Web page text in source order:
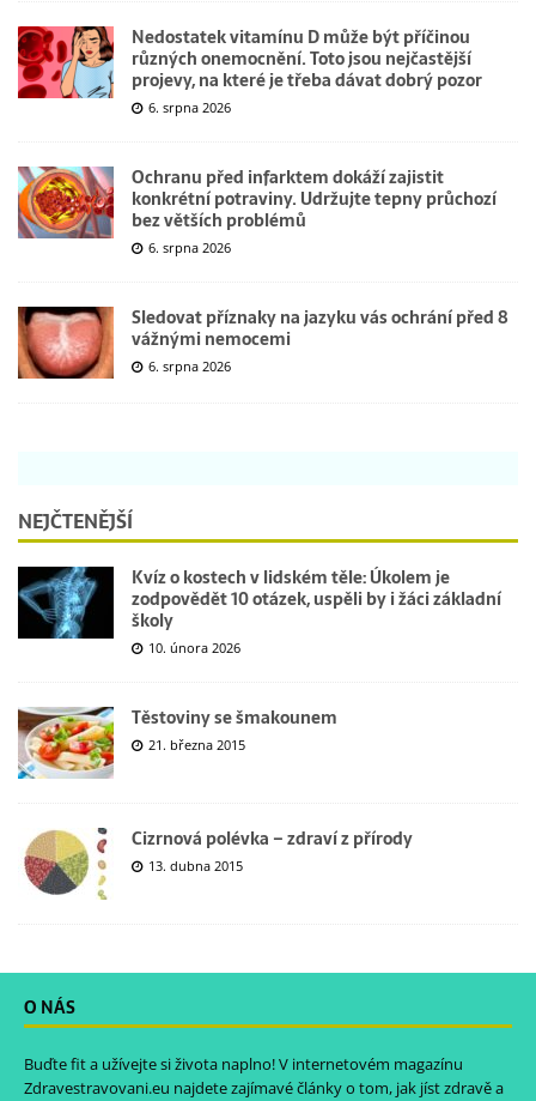
Nedostatek vitamínu D může být příčinou
různých onemocnění. Toto jsou nejčastější
projevy, na které je třeba dávat dobrý pozor
6. srpna 2026
Ochranu před infarktem dokáží zajistit
konkrétní potraviny. Udržujte tepny průchozí
bez větších problémů
6. srpna 2026
Sledovat příznaky na jazyku vás ochrání před 8
vážnými nemocemi
6. srpna 2026
NEJČTENĚJŠÍ
Kvíz o kostech v lidském těle: Úkolem je
zodpovědět 10 otázek, uspěli by i žáci základní
školy
10. února 2026
Těstoviny se šmakounem
21. března 2015
Cizrnová polévka – zdraví z přírody
13. dubna 2015
O NÁS
Buďte fit a užívejte si života naplno! V internetovém magazínu
Zdravestravovani.eu najdete zajímavé články o tom, jak jíst zdravě a